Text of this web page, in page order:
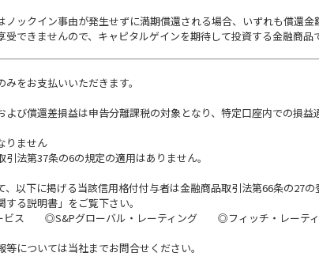
ックイン事由が発生せずに満期償還される場合、いずれも償還
できませんので、キャピタルゲインを期待して投資する金融商品
をお支払いいただきます。
び償還差損益は申告分離課税の対象となり、特定口座内での損
りません
法第37条の6の規定の適用はありません。
以下に掲げる当該信用格付付与者は金融商品取引法第66条の27
る説明書」をご覧下さい。
ビス ◎S&Pグローバル・レーティング ◎フィッチ・レーテ
については当社までお問合せください。